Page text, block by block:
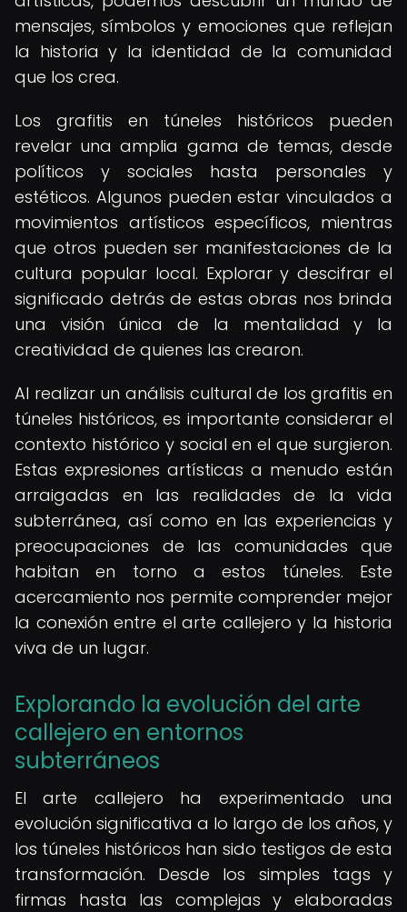
mensajes, símbolos y emociones que reflejan
la historia y la identidad de la comunidad
que los crea.
Los grafitis en túneles históricos pueden
revelar una amplia gama de temas, desde
políticos y sociales hasta personales y
estéticos. Algunos pueden estar vinculados a
movimientos artísticos específicos, mientras
que otros pueden ser manifestaciones de la
cultura popular local. Explorar y descifrar el
significado detrás de estas obras nos brinda
una visión única de la mentalidad y la
creatividad de quienes las crearon.
Al realizar un análisis cultural de los grafitis en
túneles históricos, es importante considerar el
contexto histórico y social en el que surgieron.
Estas expresiones artísticas a menudo están
arraigadas en las realidades de la vida
subterránea, así como en las experiencias y
preocupaciones de las comunidades que
habitan en torno a estos túneles. Este
acercamiento nos permite comprender mejor
la conexión entre el arte callejero y la historia
viva de un lugar.
Explorando la evolución del arte
callejero en entornos
subterráneos
El arte callejero ha experimentado una
evolución significativa a lo largo de los años, y
los túneles históricos han sido testigos de esta
transformación. Desde los simples tags y
firmas hasta las complejas y elaboradas